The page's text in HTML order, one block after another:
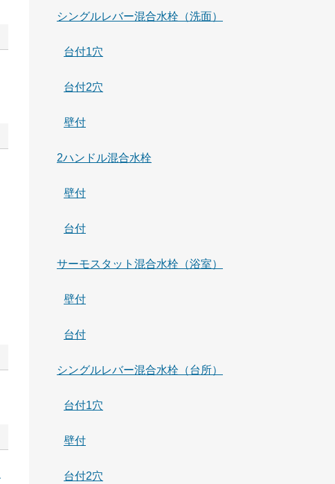
シングルレバー混合水栓（洗面）
台付1穴
台付2穴
壁付
2ハンドル混合水栓
壁付
台付
サーモスタット混合水栓（浴室）
壁付
台付
シングルレバー混合水栓（台所）
台付1穴
壁付
台付2穴